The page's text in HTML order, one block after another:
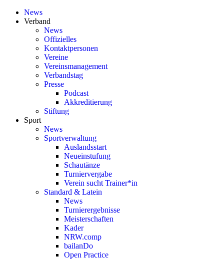
News
Verband
News
Offizielles
Kontaktpersonen
Vereine
Vereinsmanagement
Verbandstag
Presse
Podcast
Akkreditierung
Stiftung
Sport
News
Sportverwaltung
Auslandsstart
Neueinstufung
Schautänze
Turniervergabe
Verein sucht Trainer*in
Standard & Latein
News
Turnierergebnisse
Meisterschaften
Kader
NRW.comp
bailanDo
Open Practice